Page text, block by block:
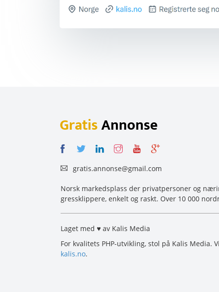
GratisAnnonse
gratis.annonse@gmail.com
Norsk markedsplass der privatpersoner og
gressklippere, enkelt og raskt. Over 10 000
Laget med ♥ av Kalis Media
For kvalitets PHP-utvikling, stol på Kalis
kalis.no.